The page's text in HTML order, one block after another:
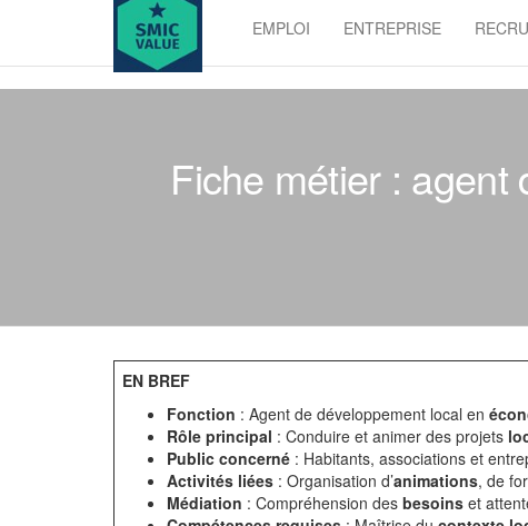
value
EMPLOI ENTREPRISE
Fiche métier :
EN BREF
Fonction : Agent de développement local en
Rôle principal : Conduire et animer des projets
Public concerné : Habitants, associations et
Activités liées : Organisation d’animations, de
Médiation : Compréhension des besoins et